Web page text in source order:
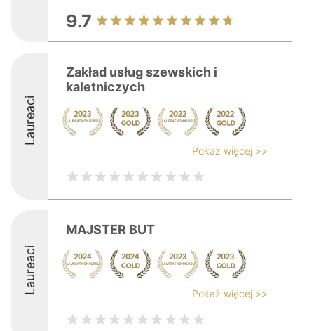
9.7
Laureaci
Zakład usług szewskich i
kaletniczych
Pokaż więcej >>
Laureaci
MAJSTER BUT
Pokaż więcej >>